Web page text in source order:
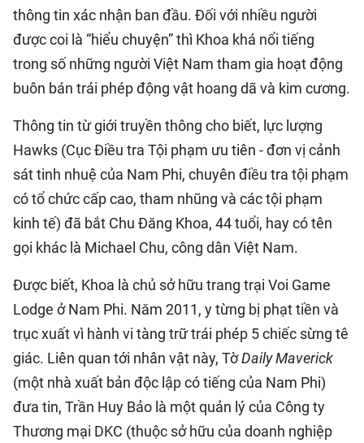
thông tin xác nhận ban đầu. Đối với nhiều người
được coi là “hiểu chuyện” thì Khoa khá nổi tiếng
trong số những người Việt Nam tham gia hoạt động
buôn bán trái phép động vật hoang dã và kim cương.
Thông tin từ giới truyền thông cho biết, lực lượng
Hawks (Cục Điều tra Tội phạm ưu tiên - đơn vị cảnh
sát tinh nhuệ của Nam Phi, chuyên điều tra tội phạm
có tổ chức cấp cao, tham nhũng và các tội phạm
kinh tế) đã bắt Chu Đăng Khoa, 44 tuổi, hay có tên
gọi khác là Michael Chu, công dân Việt Nam.
Được biết, Khoa là chủ sở hữu trang trại Voi Game
Lodge ở Nam Phi. Năm 2011, y từng bị phạt tiền và
trục xuất vì hành vi tàng trữ trái phép 5 chiếc sừng tê
giác. Liên quan tới nhân vật này, TờDaily Maverick
(một nhà xuất bản độc lập có tiếng của Nam Phi)
đưa tin, Trần Huy Bảo là một quản lý của Công ty
Thương mại DKC (thuộc sở hữu của doanh nghiệp